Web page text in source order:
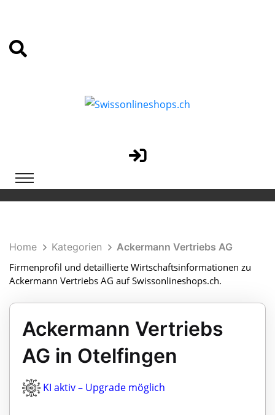
Home Kategorien
Ackermann Vertriebs AG
Firmenprofil und detaillierte Wirtschaftsinformationen zu
Ackermann Vertriebs AG auf Swissonlineshops.ch.
Ackermann Vertriebs
AG in Otelfingen
KI aktiv – Upgrade möglich